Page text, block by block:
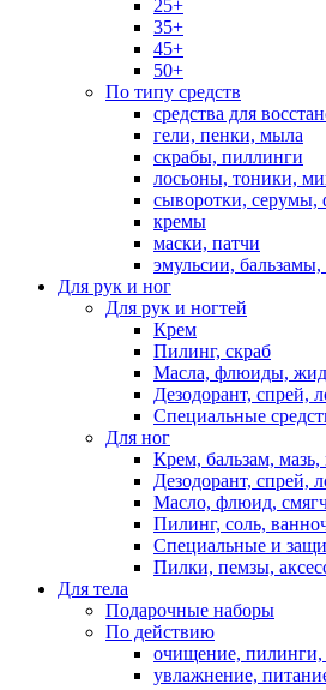
25+
35+
45+
50+
По типу средств
средства для
гели, пенки, мыла
скрабы, пиллинги
лосьоны, тоники,
сыворотки,
кремы
маски, патчи
эмульсии, бальзамы,
Для рук и ног
Для рук и ногтей
Крем
Пилинг, скраб
Масла, флюиды,
Дезодорант, спрей,
Специальные
Для ног
Крем, бальзам, мазь,
Дезодорант, спрей,
Масло, флюид,
Пилинг, соль,
Специальные и
Пилки, пемзы,
Для тела
Подарочные наборы
По действию
очищение, пилинги,
увлажнение,